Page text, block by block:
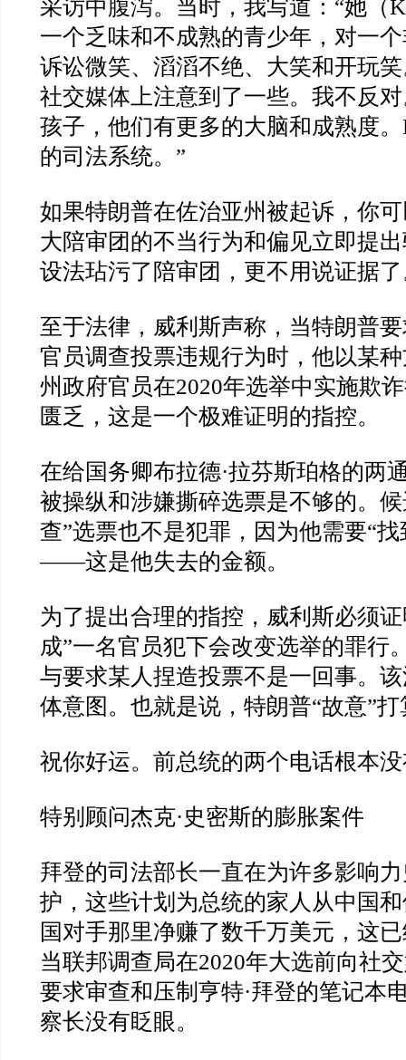
采访中腹泻。当时，我写道： “她（
一个乏味和不成熟的青少年，对一
诉讼微笑、滔滔不绝、大笑和开玩
社交媒体上注意到了一些。我不反
孩子，他们有更多的大脑和成熟度。
的司法系统。 ”
如果特朗普在佐治亚州被起诉，你
大陪审团的不当行为和偏见立即提
设法玷污了陪审团，更不用说证据
至于法律，威利斯声称，当特朗普
官员调查投票违规行为时，他以某
州政府官员在2020年选举中实施欺
匮乏，这是一个极难证明的指控。
在给国务卿布拉德·拉芬斯珀格的两
被操纵和涉嫌撕碎选票是不够的。
查”选票也不是犯罪，因为他需要“找
——这是他失去的金额。
为了提出合理的指控，威利斯必须
成”一名官员犯下会改变选举的罪行
与要求某人捏造投票不是一回事。
体意图。也就是说，特朗普“故意”打
祝你好运。前总统的两个电话根本
特别顾问杰克·史密斯的膨胀案件
拜登的司法部长一直在为许多影响
护，这些计划为总统的家人从中国
国对手那里净赚了数千万美元，这
当联邦调查局在2020年大选前向社
要求审查和压制亨特·拜登的笔记本
察长没有眨眼。